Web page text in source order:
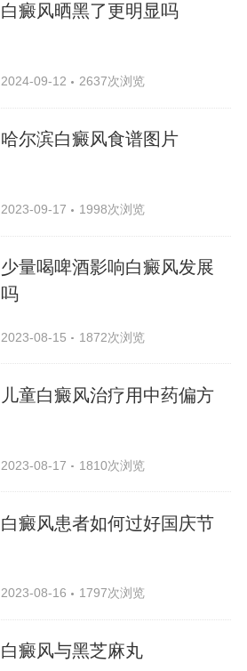
白癜风晒黑了更明显吗
2024-09-12 2637次浏览
哈尔滨白癜风食谱图片
2023-09-17 1998次浏览
少量喝啤酒影响白癜风发展
吗
2023-08-15 1872次浏览
儿童白癜风治疗用中药偏方
2023-08-17 1810次浏览
白癜风患者如何过好国庆节
2023-08-16 1797次浏览
白癜风与黑芝麻丸